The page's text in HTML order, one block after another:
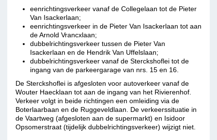
eenrichtingsverkeer vanaf de Collegelaan tot de Pieter
Van Isackerlaan;
eenrichtingsverkeer in de Pieter Van Isackerlaan tot aan
de Arnold Vrancxlaan;
dubbelrichtingsverkeer tussen de Pieter Van
Isackerlaan en de Hendrik Van Uffelslaan;
dubbelrichtingsverkeer vanaf de Sterckshoflei tot de
ingang van de parkeergarage van nrs. 15 en 16.
De Sterckshoflei is afgesloten voor autoverkeer vanaf de
Wouter Haecklaan tot aan de ingang van het Rivierenhof.
Verkeer volgt in beide richtingen een omleiding via de
Boterlaarbaan en de Ruggeveldlaan. De verkeerssituatie in
de Vaartweg (afgesloten aan de supermarkt) en Isidoor
Opsomerstraat (tijdelijk dubbelrichtingsverkeer) wijzigt niet.